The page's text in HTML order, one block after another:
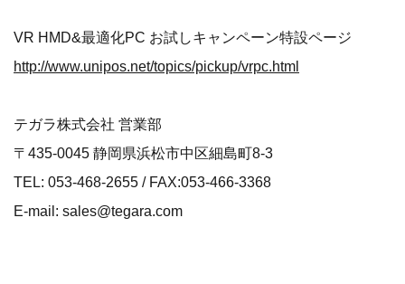
VR HMD&最適化PC お試しキャンペーン特設ページ
http://www.unipos.net/topics/pickup/vrpc.html
テガラ株式会社 営業部
〒435-0045 静岡県浜松市中区細島町8-3
TEL: 053-468-2655 / FAX:053-466-3368
E-mail: sales@tegara.com